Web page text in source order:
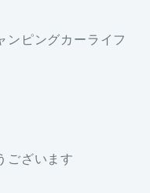
ピングカーライフ
ございます